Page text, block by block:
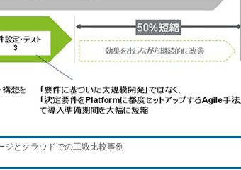
ジとクラウドでの工数比較事例